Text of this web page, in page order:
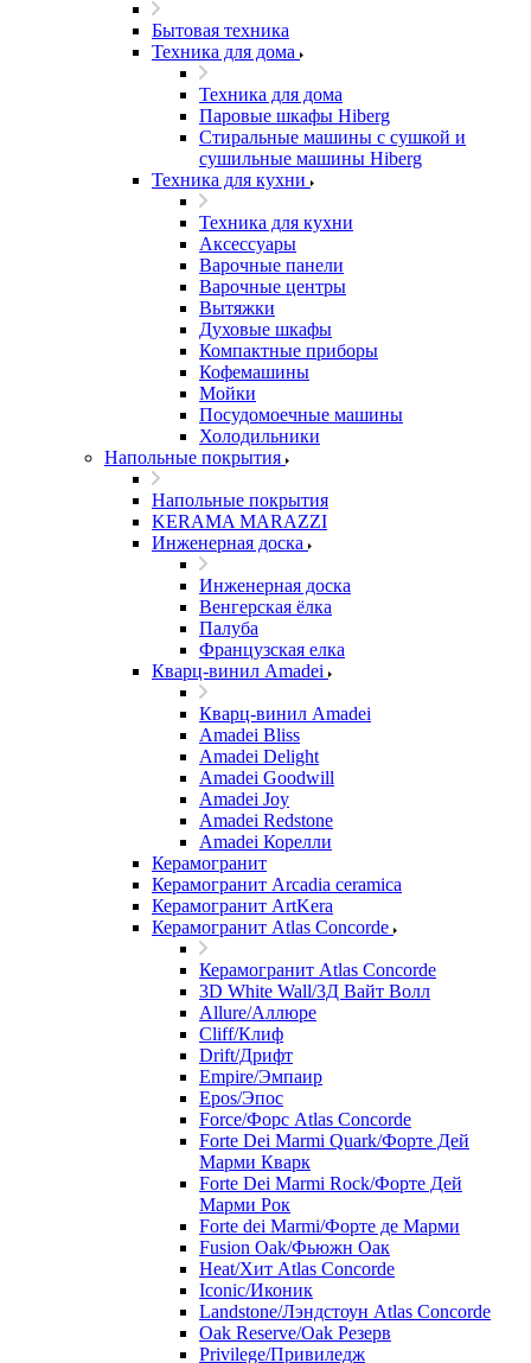
Бытовая техника
Техника для дома
Техника для дома
Паровые шкафы Hiberg
Стиральные машины с сушкой и
сушильные машины Hiberg
Техника для кухни
Техника для кухни
Аксессуары
Варочные панели
Варочные центры
Вытяжки
Духовые шкафы
Компактные приборы
Кофемашины
Мойки
Посудомоечные машины
Холодильники
Напольные покрытия
Напольные покрытия
KERAMA MARAZZI
Инженерная доска
Инженерная доска
Венгерская ёлка
Палуба
Французская елка
Кварц-винил Amadei
Кварц-винил Amadei
Amadei Bliss
Amadei Delight
Amadei Goodwill
Amadei Joy
Amadei Redstone
Amadei Корелли
Керамогранит
Керамогранит Arcadia ceramica
Керамогранит ArtKera
Керамогранит Atlas Concorde
Керамогранит Atlas Concorde
3D White Wall/3Д Вайт Волл
Allure/Аллюрe
Cliff/Клиф
Drift/Дрифт
Empire/Эмпаир
Epos/Эпос
Force/Фoрс Atlas Concorde
Forte Dei Marmi Quark/Форте Дей
Марми Кварк
Forte Dei Marmi Rock/Форте Дей
Марми Рок
Forte dei Marmi/Форте де Марми
Fusion Oak/Фьюжн Оак
Heat/Xит Atlas Concorde
Iconic/Иконик
Landstone/Лэндстоун Atlas Concorde
Oak Reserve/Оak Резepв
Privilege/Привиледж